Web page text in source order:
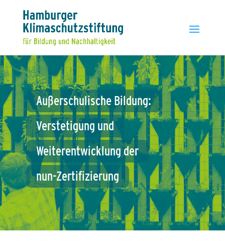
Außerschulische Bildung:
Verstetigung und
Weiterentwicklungder
nun-Zertifizierung